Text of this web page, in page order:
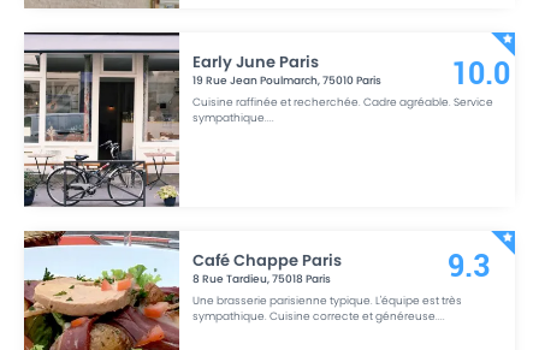
Early June Paris
19 Rue Jean Poulmarch,75010Paris
Cuisine raffinée et recherchée. Cadre agréable. Service
sympathique....
10.0
Café Chappe Paris
8 Rue Tardieu,75018 Paris
Une brasserie parisienne typique. L'équipe est très
sympathique. Cuisine correcte et généreuse....
9.3